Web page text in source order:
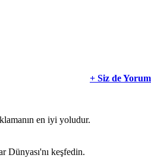
+ Siz de Yorum
en iyi yoludur.
Dünyası'nı keşfedin.